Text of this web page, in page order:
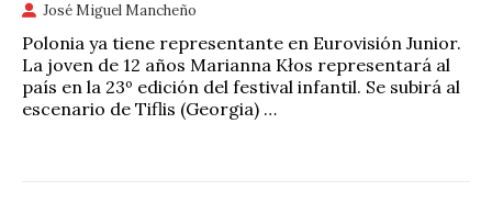
José Miguel Mancheño
Polonia ya tiene representante en Eurovisión Junior.
La joven de 12 años Marianna Kłos representará al
país en la 23º edición del festival infantil. Se subirá al
escenario de Tiflis (Georgia) …